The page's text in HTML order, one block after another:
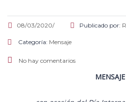
08/03/2020/ Publicado por:
Categoría: Mensaje
No hay comentarios
MENSAJE